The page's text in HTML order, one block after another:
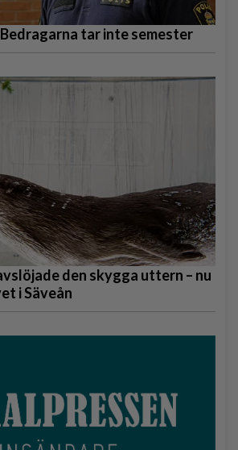
tar inte semester
den skygga uttern – nu
i Säveån